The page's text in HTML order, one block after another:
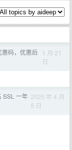
惠码，优惠后
1 月 21
日
SSL 一年 2025 年 4 月
5 日